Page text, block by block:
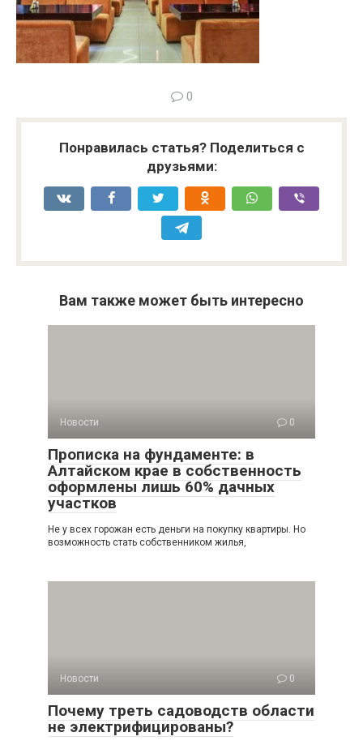
0
Понравилась статья? Поделиться с
друзьями:
Вам также может быть интересно
Новости 0
Прописка на фундаменте: в
Алтайском крае в собственность
оформлены лишь 60% дачных
участков
Не у всех горожан есть деньги на покупку квартиры. Но
возможность стать собственником жилья,
Новости 0
Почему треть садоводств области
не электрифицированы?